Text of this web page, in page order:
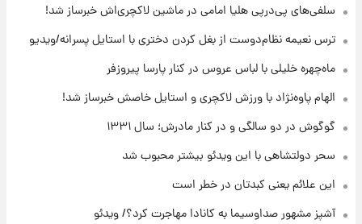
+جدول
۱۴ ساعت پیش
قیمت محصولات ایران‌خودرو و سایپا امروز شنبه
سلفی‌های پی‌درپی هلیا امامی در ماشین لاکچری‌اش خبرساز شد!
ترس نعیمه نظام‌دوست از بغل کردن دختری با استایل پسرانه/ویدیو
ماه‌چهره خلیلی با لباس عروس در کنار پارسا پیروزفر
الهام پاوه‌نژاد با ورزش لاکچری و استایل خاصش خبرساز شد!
گوگوش در دو سالگی و در کنار مادرش؛ سال ۱۳۳۱
سحر دولتشاهی با این ویدئو بیشتر محبوب شد
این علائم یعنی کبدتان در خطر است
آشپز مشهور صداوسیما به کانادا مهاجرت کرد؟/ ویدئو